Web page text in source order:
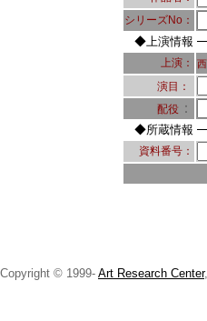
シリーズNo：
◆上演情報
上演： 西
演目：
配役 ：
◆所蔵情報
資料番号：
Copyright © 1999- Art Research Center